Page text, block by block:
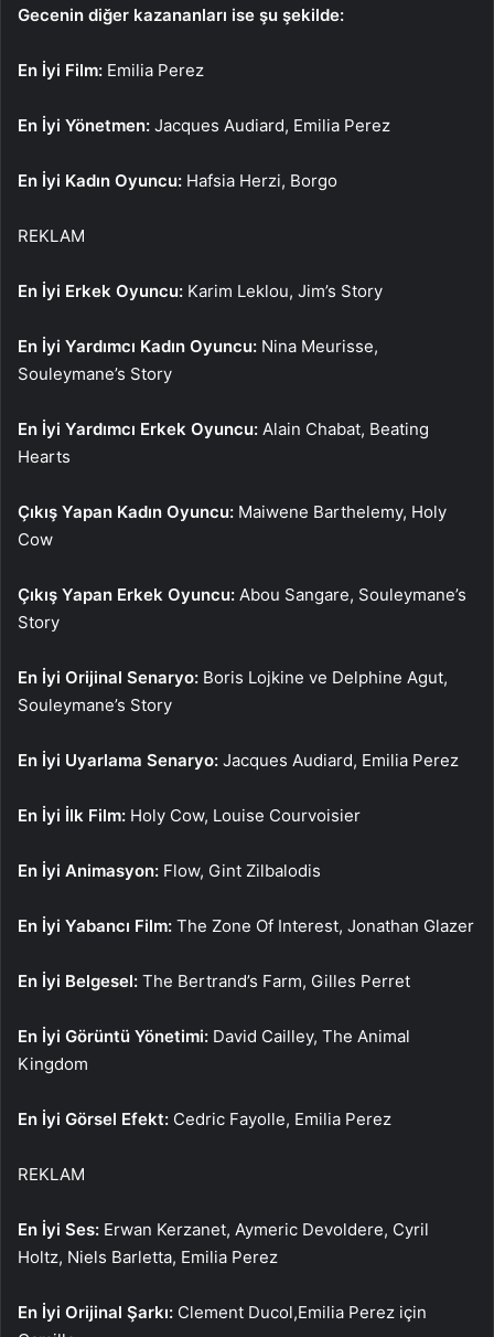
Gecenin diğer kazananları ise şu şekilde:
En İyi Film: Emilia Perez
En İyi Yönetmen: Jacques Audiard, Emilia Perez
En İyi Kadın Oyuncu: Hafsia Herzi, Borgo
REKLAM
En İyi Erkek Oyuncu: Karim Leklou, Jim’s Story
En İyi Yardımcı Kadın Oyuncu: Nina Meurisse,
Souleymane’s Story
En İyi Yardımcı Erkek Oyuncu: Alain Chabat, Beating
Hearts
Çıkış Yapan Kadın Oyuncu: Maiwene Barthelemy, Holy
Cow
Çıkış Yapan Erkek Oyuncu: Abou Sangare, Souleymane’s
Story
En İyi Orijinal Senaryo: Boris Lojkine ve Delphine Agut,
Souleymane’s Story
En İyi Uyarlama Senaryo: Jacques Audiard, Emilia Perez
En İyi İlk Film: Holy Cow, Louise Courvoisier
En İyi Animasyon: Flow, Gint Zilbalodis
En İyi Yabancı Film: The Zone Of Interest, Jonathan Glazer
En İyi Belgesel: The Bertrand’s Farm, Gilles Perret
En İyi Görüntü Yönetimi: David Cailley, The Animal
Kingdom
En İyi Görsel Efekt: Cedric Fayolle, Emilia Perez
REKLAM
En İyi Ses: Erwan Kerzanet, Aymeric Devoldere, Cyril
Holtz, Niels Barletta, Emilia Perez
En İyi Orijinal Şarkı: Clement Ducol,Emilia Perez için